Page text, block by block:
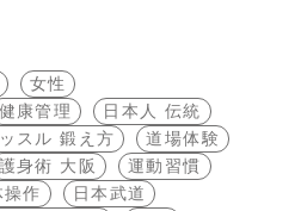
女性
健康管理
日本人 伝統
スル 鍛え方
道場体験
護身術 大阪
運動習慣
作
日本武道